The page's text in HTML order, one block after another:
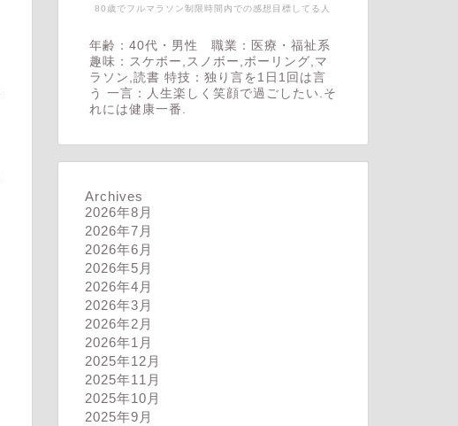
80歳でフルマラソン制限時間内での感想目標してる人
年齢：40代・男性 職業：医療・福祉系
趣味：スケボー,スノボー,ボーリング,マ
ラソン,読書 特技：独り言を1日1回は言
う 一言：人生楽しく笑顔で過ごしたい.そ
れには健康一番.
Archives
2026年8月
2026年7月
2026年6月
2026年5月
2026年4月
2026年3月
2026年2月
2026年1月
2025年12月
2025年11月
2025年10月
2025年9月